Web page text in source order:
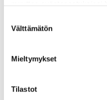
valinta
Välttämätön
Mieltymykset
Tilastot
Karttapalvelu
Ruokalistat, ISS